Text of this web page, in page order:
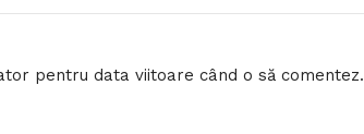
pentru data viitoare când o să comentez.